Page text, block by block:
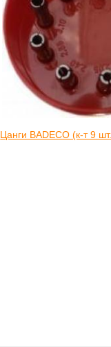
Цанги BADECO (к-т 9